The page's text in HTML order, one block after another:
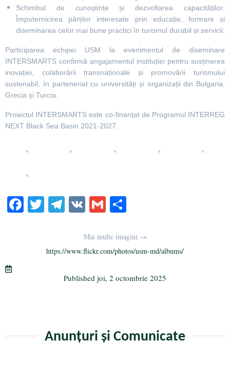
Schimbul de cunoștințe și dezvoltarea capacităților:
Împuternicirea părților interesate prin educație, formare și
diseminarea celor mai bune practici în turismul durabil și servicii.
Participarea echipei USM la evenimentul de diseminare
INTERSMARTS confirmă angajamentul instituției pentru susținerea
inovației, colaborării transnaționale și promovării turismului
sustenabil, în parteneriat cu universități și organizații din Bulgaria,
Grecia și Turcia.
Proiectul INTERSMARTS este co-finanțat de Programul INTERREG
NEXT Black Sea Basin 2021-2027.
Fa T
r
Te
a
m
V G
ailaj
ea
ză
Mai multe imagini →
https://www.flickr.com/photos/usm-md/albums/
Published joi, 2 octombrie 2025
Anunțuri și Comunicate